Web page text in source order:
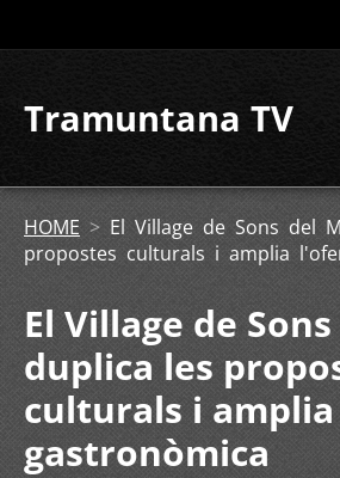
Tramuntana TV
HOME > El Village de Sons del
propostes culturals i amplia
El Village de
duplica les
culturals i
gastronòmica